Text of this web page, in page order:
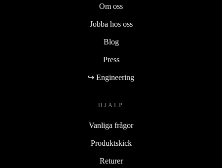
Om oss
Jobba hos oss
Blog
Press
↪ Engineering
HJÄLP
Vanliga frågor
Produktskick
Returer